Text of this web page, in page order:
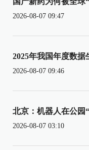
2026-08-07 09:47
2025年我国年度数据
2026-08-07 09:46
北京：机器人在公园
2026-08-07 03:10